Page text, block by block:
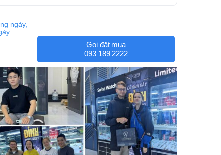
ngày,
Gọi đặt mua
093 189 2222